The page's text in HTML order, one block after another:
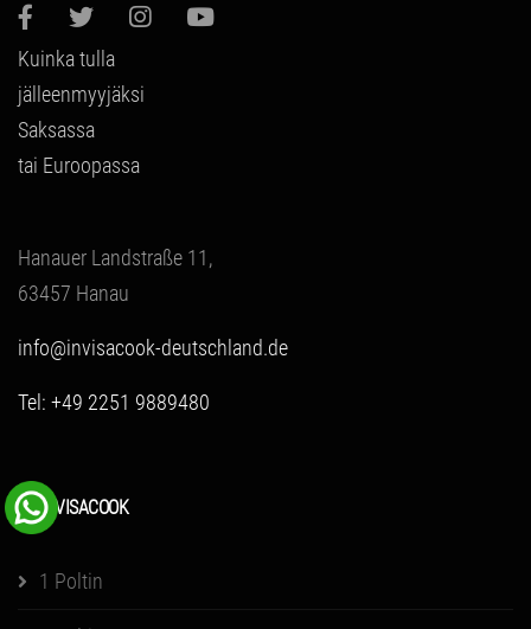
Kuinka tulla
jälleenmyyjäksi
Saksassa
tai Euroopassa
Hanauer Landstraße 11,
63457 Hanau
info@invisacook-deutschland.de
Tel: +49 2251 9889480
INVISACOOK
1 Poltin